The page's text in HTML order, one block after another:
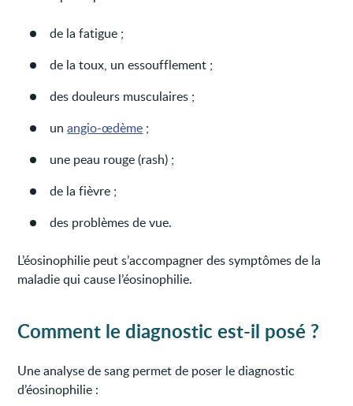
de la fatigue ;
de la toux, un essoufflement ;
des douleurs musculaires ;
unangio-œdème ;
une peau rouge (rash) ;
de la fièvre ;
des problèmes de vue.
L’éosinophilie peut s’accompagner des symptômes de la
maladie qui cause l’éosinophilie.
Comment le diagnostic est-il posé ?
Une analyse de sang permet de poser le diagnostic
d’éosinophilie :